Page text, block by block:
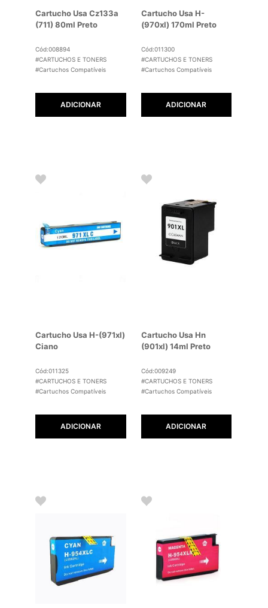
Cartucho Usa Cz133a
(711) 80ml Preto
Cód:008894
#CARTUCHOS E TONERS
#Cartuchos Compatíveis
ADICIONAR
Cartucho Usa H-
(970xl) 170ml Preto
Cód:011300
#CARTUCHOS E TONERS
#Cartuchos Compatíveis
ADICIONAR
Cartucho Usa H-(971xl)
Ciano
Cód:011325
#CARTUCHOS E TONERS
#Cartuchos Compatíveis
ADICIONAR
Cartucho Usa Hn
(901xl) 14ml Preto
Cód:009249
#CARTUCHOS E TONERS
#Cartuchos Compatíveis
ADICIONAR